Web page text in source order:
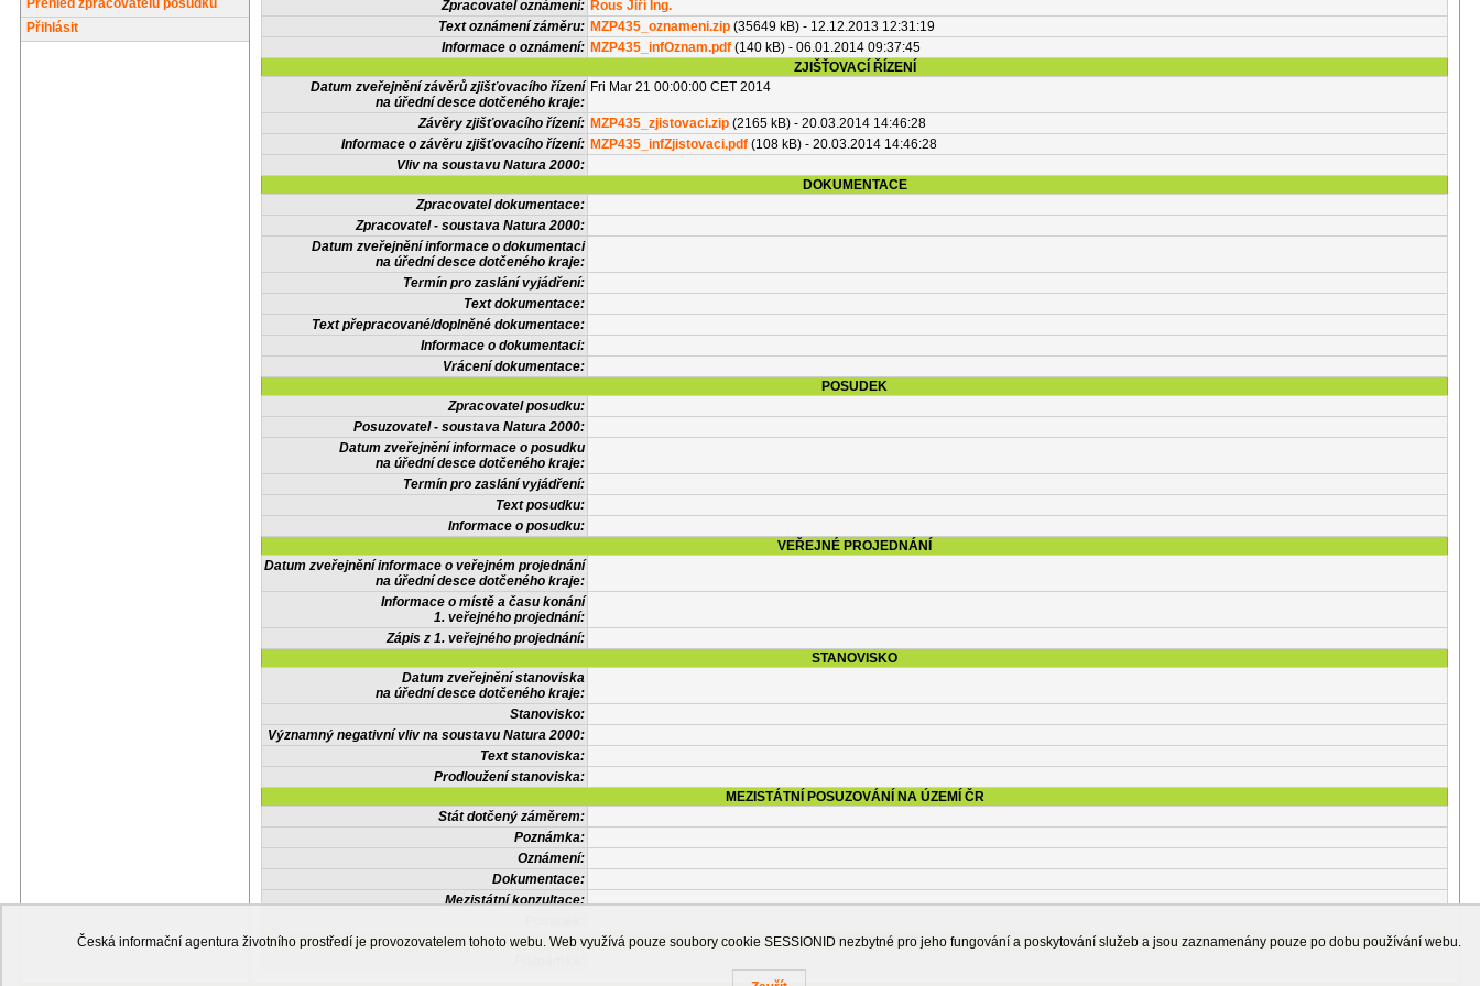
Přehled zpracovatelů posudků
Přihlásit
Zpracovatel oznámení: Rous Jiří Ing.
Text oznámení záměru: MZP435_oznameni.zip (35649 kB) - 12.12.2013 12:31:19
Informace o oznámení: MZP435_infOznam.pdf (140 kB) - 06.01.2014 09:37:45
ZJIŠŤOVACÍ ŘÍZENÍ
Datum zveřejnění závěrů zjišťovacího řízení
na úřední desce dotčeného kraje:
Fri Mar 21 00:00:00 CET 2014
Závěry zjišťovacího řízení: MZP435_zjistovaci.zip (2165 kB) - 20.03.2014 14:46:28
Informace o závěru zjišťovacího řízení: MZP435_infZjistovaci.pdf (108 kB) - 20.03.2014 14:46:28
Vliv na soustavu Natura 2000:
DOKUMENTACE
Zpracovatel dokumentace:
Zpracovatel - soustava Natura 2000:
Datum zveřejnění informace o dokumentaci
na úřední desce dotčeného kraje:
Termín pro zaslání vyjádření:
Text dokumentace:
Text přepracované/doplněné dokumentace:
Informace o dokumentaci:
Vrácení dokumentace:
POSUDEK
Zpracovatel posudku:
Posuzovatel - soustava Natura 2000:
Datum zveřejnění informace o posudku
na úřední desce dotčeného kraje:
Termín pro zaslání vyjádření:
Text posudku:
Informace o posudku:
VEŘEJNÉ PROJEDNÁNÍ
Datum zveřejnění informace o veřejném projednání
na úřední desce dotčeného kraje:
Informace o místě a času konání
1. veřejného projednání:
Zápis z 1. veřejného projednání:
STANOVISKO
Datum zveřejnění stanoviska
na úřední desce dotčeného kraje:
Stanovisko:
Významný negativní vliv na soustavu Natura 2000:
Text stanoviska:
Prodloužení stanoviska:
MEZISTÁTNÍ POSUZOVÁNÍ NA ÚZEMÍ ČR
Stát dotčený záměrem:
Poznámka:
Oznámení:
Dokumentace:
Mezistátní konzultace:
OSTATNÍ INFORMACE
Česká informační agentura životního prostředí je provozovatelem tohoto webu. Web využívá pouze soubory cookie SESSIONID nezbytné pro jeho fungování a poskytování služeb a jsou zaznamenány pouze po dobu používání webu.